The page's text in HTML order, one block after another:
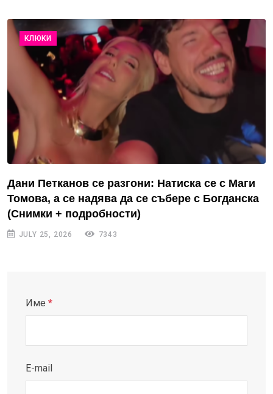
КЛЮКИ
Дани Петканов се разгони: Натиска се с Маги
Томова, а се надява да се събере с Богданска
(Снимки + подробности)
JULY 25, 2026 7343
Име *
E-mail